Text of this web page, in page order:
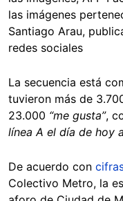
las imágenes
Santiago Arau,
redes sociales
La secuencia está
tuvieron más de
23.000 “me gusta”,
línea A el día de hoy
De acuerdo con
Colectivo Metro, la